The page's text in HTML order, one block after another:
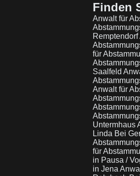
Finden
Anwalt für
Remptendorf
für
Saalfeld
Anwalt für
Untermhaus
Linda Bei
für
in Pausa /
in Jena